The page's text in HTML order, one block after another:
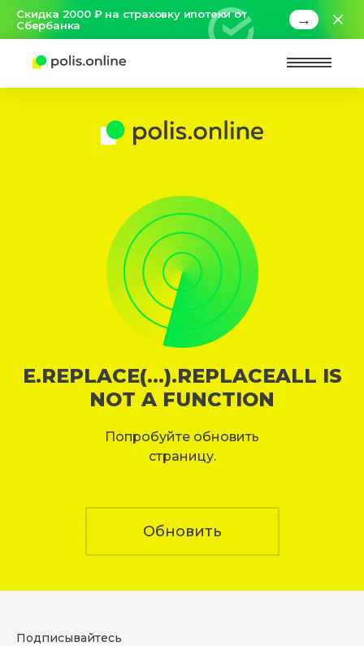
Скидка 2000 ₽ на страховку ипотеки от
Сбербанка
→
E.REPLACE(...).REPLACEALL IS
NOT A FUNCTION
Попробуйте обновить
страницу.
Обновить
Подписывайтесь